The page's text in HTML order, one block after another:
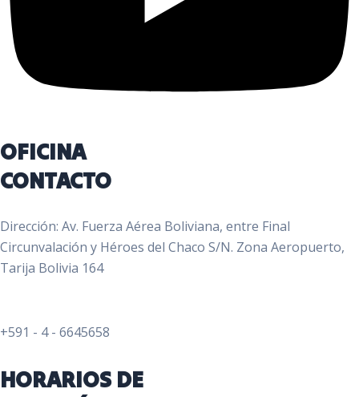
OFICINA
CONTACTO
Dirección: Av. Fuerza Aérea Boliviana, entre Final
Circunvalación y Héroes del Chaco S/N. Zona Aeropuerto,
Tarija Bolivia 164
+591 - 4 - 6645658
HORARIOS DE